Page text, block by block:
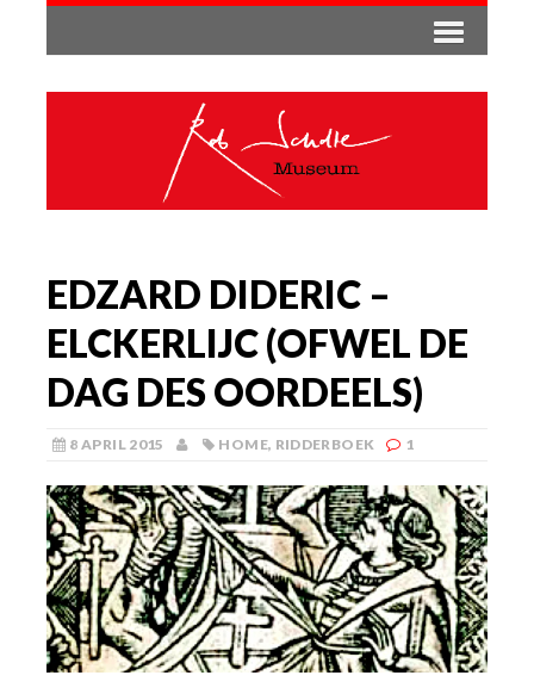
EDZARD DIDERIC –
ELCKERLIJC (OFWEL DE
DAG DES OORDEELS)
8 APRIL 2015 HOME, RIDDERBOEK 1